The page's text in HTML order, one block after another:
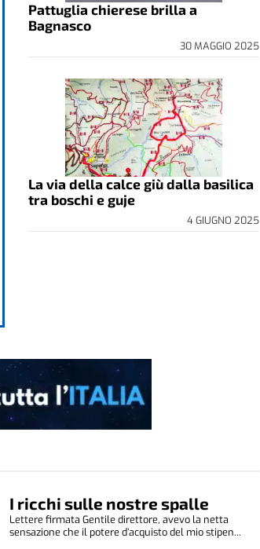
Pattuglia chierese brilla a
Bagnasco
30 MAGGIO 2025
La via della calce giù dalla basilica
tra boschi e guje
4 GIUGNO 2025
I ricchi sulle nostre spalle
Lettere firmata Gentile direttore, avevo la netta
sensazione che il potere d’acquisto del mio stipen...